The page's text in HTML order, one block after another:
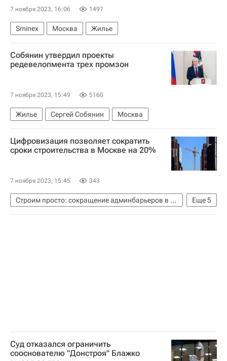
7 ноября 2023, 16:06 1497
Sminex Москва Жилье
Собянин утвердил проекты
редевелопмента трех промзон
7 ноября 2023, 15:49 5160
Жилье Сергей Собянин Москва
Цифровизация позволяет сократить
сроки строительства в Москве на 20%
7 ноября 2023, 15:45 343
Еще5
Строим просто: сокращение админбарьеров в строительстве
Москва
Андрей Бочкарев
Сергей Левкин
Суд отказался ограничить
сооснователю "Донстроя" Блажко